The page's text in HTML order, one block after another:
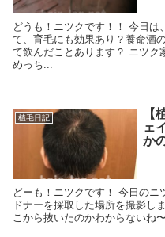
どうも！ニツクです！！ 今日は
て、育毛にも効果あり？養命酒
て飲んだことあります？ ニツク
めっち...
植毛日記
【
ェ
か
どーも！ニツクです！ 今日の
ドナーを採取した場所を撮影し
こから抜いたのかわからないね